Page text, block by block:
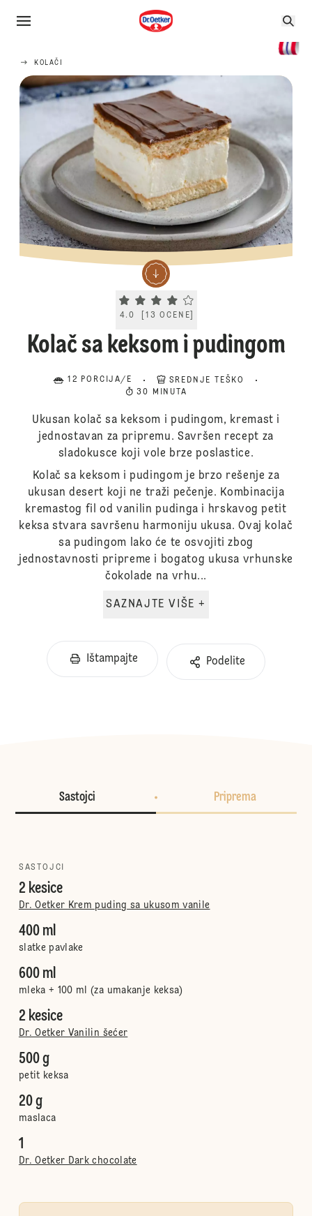
KOLAČI
Current rating 4.0. Click to rate.
4.0 13 OCENE
Kolač sa keksom i pudingom
12 PORCIJA/E
SREDNJE TEŠKO
30 MINUTA
Ukusan kolač sa keksom i pudingom, kremast i
jednostavan za pripremu. Savršen recept za
sladokusce koji vole brze poslastice.
Kolač sa keksom i pudingom je brzo rešenje za
ukusan desert koji ne traži pečenje. Kombinacija
kremastog fil od vanilin pudinga i hrskavog petit
keksa stvara savršenu harmoniju ukusa. Ovaj kolač
sa pudingom lako će te osvojiti zbog
jednostavnosti pripreme i bogatog ukusa vrhunske
čokolade na vrhu...
SAZNAJTE VIŠE +
Ištampajte Podelite
Sastojci Priprema
SASTOJCI
2 kesice
Dr. Oetker Krem puding sa ukusom vanile
400 ml
slatke pavlake
600 ml
mleka + 100 ml (za umakanje keksa)
2 kesice
Dr. Oetker Vanilin šećer
500 g
petit keksa
20 g
maslaca
1
Dr. Oetker Dark chocolate